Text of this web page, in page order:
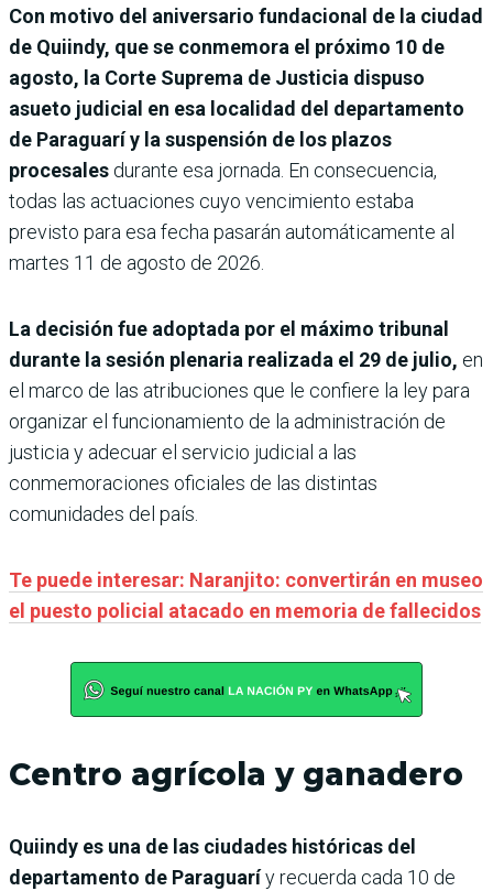
Con motivo del aniversario fundacional de la ciudad
de Quiindy, que se conmemora el próximo 10 de
agosto, la Corte Suprema de Justicia dispuso
asueto judicial en esa localidad del departamento
de Paraguarí y la suspensión de los plazos
procesales durante esa jornada. En consecuencia,
todas las actuaciones cuyo vencimiento estaba
previsto para esa fecha pasarán automáticamente al
martes 11 de agosto de 2026.
La decisión fue adoptada por el máximo tribunal
durante la sesión plenaria realizada el 29 de julio, en
el marco de las atribuciones que le confiere la ley para
organizar el funcionamiento de la administración de
justicia y adecuar el servicio judicial a las
conmemoraciones oficiales de las distintas
comunidades del país.
Te puede interesar: Naranjito: convertirán en museo
el puesto policial atacado en memoria de fallecidos
Centro agrícola y ganadero
Quiindy es una de las ciudades históricas del
departamento de Paraguaríy recuerda cada 10 de